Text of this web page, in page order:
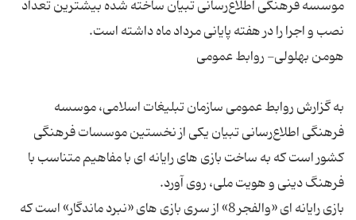
موسسه فرهنگی اطلاع‌رسانی تبیان ساخته شده بیشترین تعداد
به گزارش روابط عمومی سازمان تبلیغات اسلامی، موسسه
فرهنگی اطلاع‌رسانی تبیان یکی از نخستین موسسات فرهنگی
کشور است که به ساخت بازی های رایانه ای با مفاهیم متناسب با
بازی رایانه ای «والفجر 8» از سری بازی های «نبرد ماندگار» است که